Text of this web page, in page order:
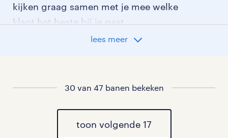
kijken graag samen met je mee welke
klant het beste bij je past.
vacatures in Schoorl
lees meer
30 van 47 banen bekeken
toon volgende 17